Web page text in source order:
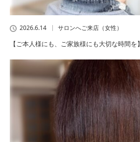
2026.6.14 サロンへご来店（女性）
【ご本人様にも、ご家族様にも大切な時間を】